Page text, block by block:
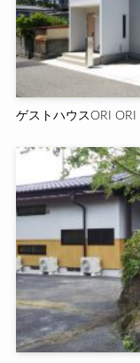
ゲストハウスORI ORI